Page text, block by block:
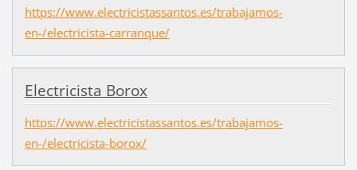
https://www.electricistassantos.es/trabajamos-
en-/electricista-carranque/
Electricista Borox
https://www.electricistassantos.es/trabajamos-
en-/electricista-borox/